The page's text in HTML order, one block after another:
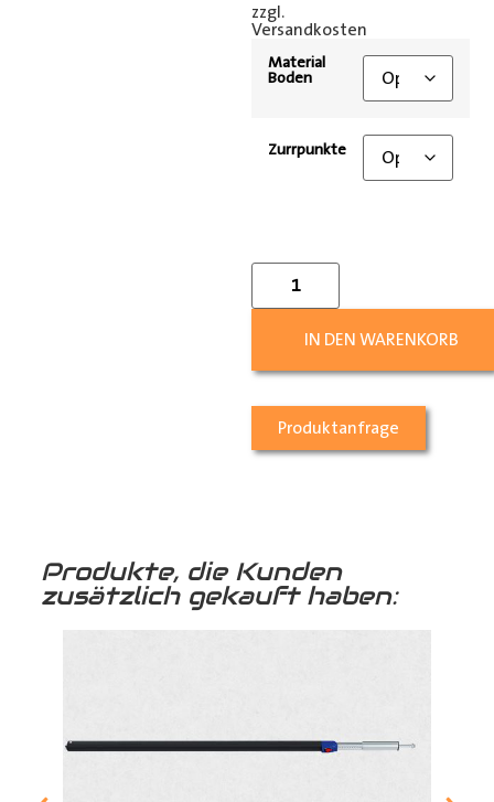
zzgl.
Versandkosten
Material
Boden
Zurrpunkte
IN DEN WARENKORB
Produktanfrage
Produkte, die Kunden
zusätzlich gekauft haben: